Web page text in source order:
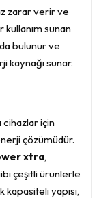
zarar verir ve
kullanım sunan
bulunur ve
kaynağı sunar.
cihazlar için
çözümüdür.
xtra,
çeşitli ürünlerle
kapasiteli yapısı,